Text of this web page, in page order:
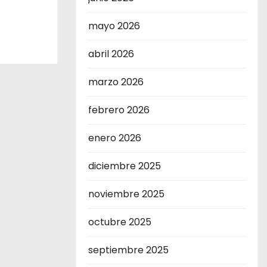
mayo 2026
abril 2026
marzo 2026
febrero 2026
enero 2026
diciembre 2025
noviembre 2025
octubre 2025
septiembre 2025